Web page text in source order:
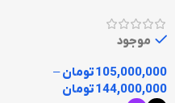
موجود
105,000,000تومان–
144,000,000تومان